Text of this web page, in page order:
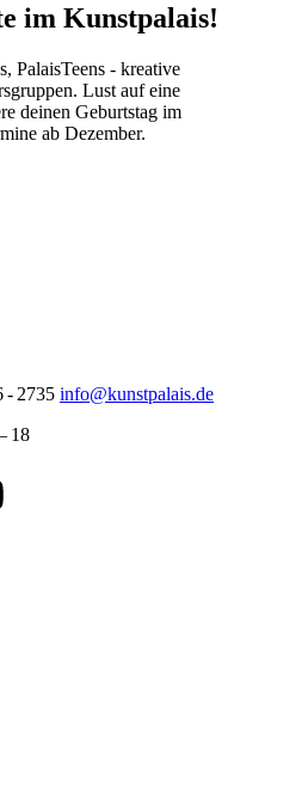
im Kunstpalais!
PalaisTeens - kreative
Lust auf eine
deinen Geburtstag im
ab Dezember.
- 2735 info@kunstpalais.de
18